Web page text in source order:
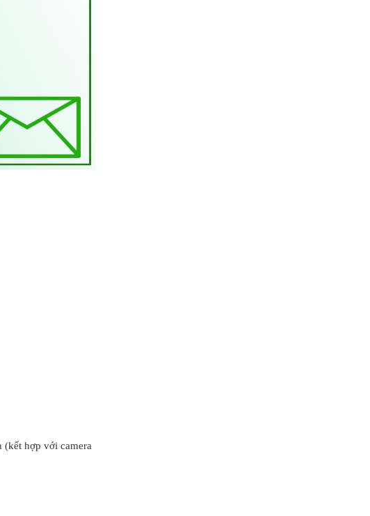
(kết hợp với camera